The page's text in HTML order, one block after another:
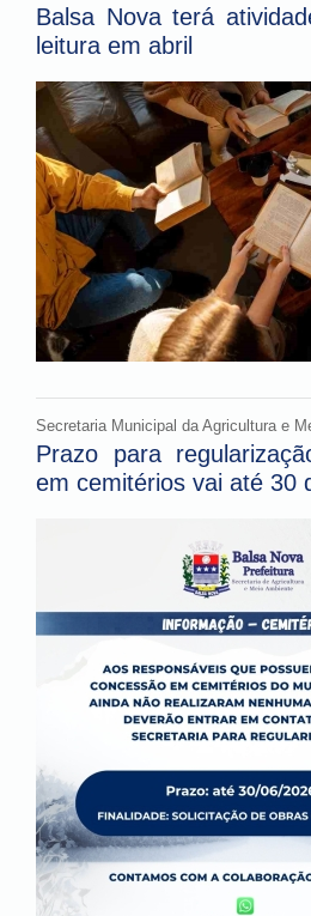
Balsa Nova terá
leitura em abril
Secretaria Municipal da Agricultura e
Prazo para
em cemitérios vai até 30